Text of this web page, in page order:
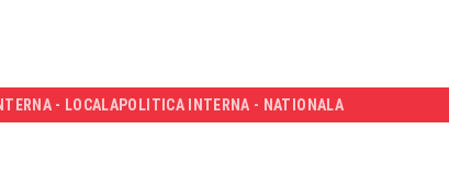
- LOCALAPOLITICA INTERNA - NATIONALA